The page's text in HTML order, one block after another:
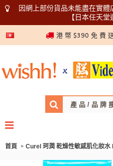
因網上部份貨品未能盡在實
【日本任天堂
港 幣 $390 免 費
首頁 Curel 珂潤 乾燥性敏感肌化妝